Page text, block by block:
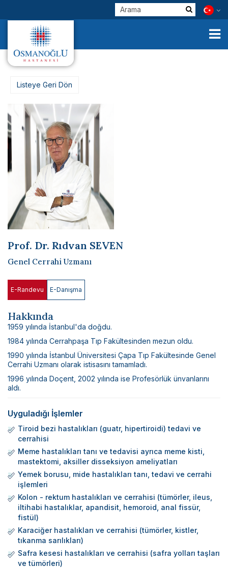
Kurumsal
Klinik Birimlerimiz
Check Up
Sağlık Turizmi
Bilimsel Yayınlar
Haberler
Listeye Geri Dön
Prof. Dr. Rıdvan SEVEN
Genel Cerrahi Uzmanı
E-Randevu E-Danışma
Hakkında
1959 yılında İstanbul'da doğdu.
1984 yılında Cerrahpaşa Tıp Fakültesinden mezun oldu.
1990 yılında İstanbul Üniversitesi Çapa Tıp Fakültesinde Genel
Cerrahi Uzmanı olarak istisasını tamamladı.
1996 yılında Doçent, 2002 yılında ise Profesörlük ünvanlarını
aldı.
Uyguladığı İşlemler
Tiroid bezi hastalıkları (guatr, hipertiroidi) tedavi ve
cerrahisi
Meme hastalıkları tanı ve tedavisi ayrıca meme kisti,
mastektomi, aksiller disseksiyon ameliyatları
Yemek borusu, mide hastalıkları tanı, tedavi ve cerrahi
işlemleri
Kolon - rektum hastalıkları ve cerrahisi (tümörler, ileus,
iltihabi hastalıklar, apandisit, hemoroid, anal fissür,
fistül)
Karaciğer hastalıkları ve cerrahisi (tümörler, kistler,
tıkanma sarılıkları)
Safra kesesi hastalıkları ve cerrahisi (safra yolları taşları
ve tümörleri)